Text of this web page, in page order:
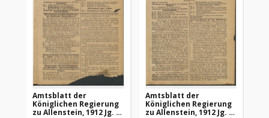
Amtsblatt der
Königlichen Regierung
zu Allenstein, 1912 Jg. 8,
Amtsblatt der
Königlichen Regierung
zu Allenstein, 1912 Jg. 8,